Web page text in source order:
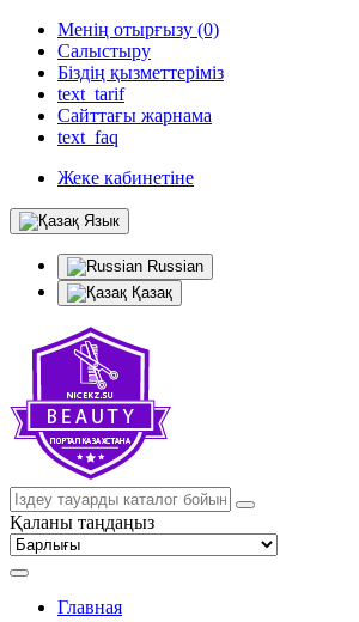
Менің отырғызу (0)
Салыстыру
Біздің қызметтеріміз
text_tarif
Сайттағы жарнама
text_faq
Жеке кабинетіне
Язык
Russian
Қазақ
Қаланы таңдаңыз
Главная